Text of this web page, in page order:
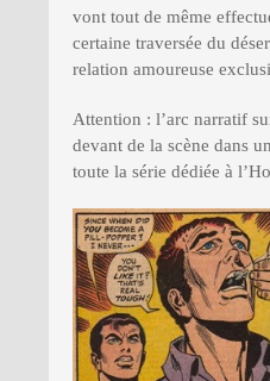
vont tout de même
certaine traversée du
relation amoureuse
Attention : l’arc narratif
devant de la scène dans
toute la série dédiée à